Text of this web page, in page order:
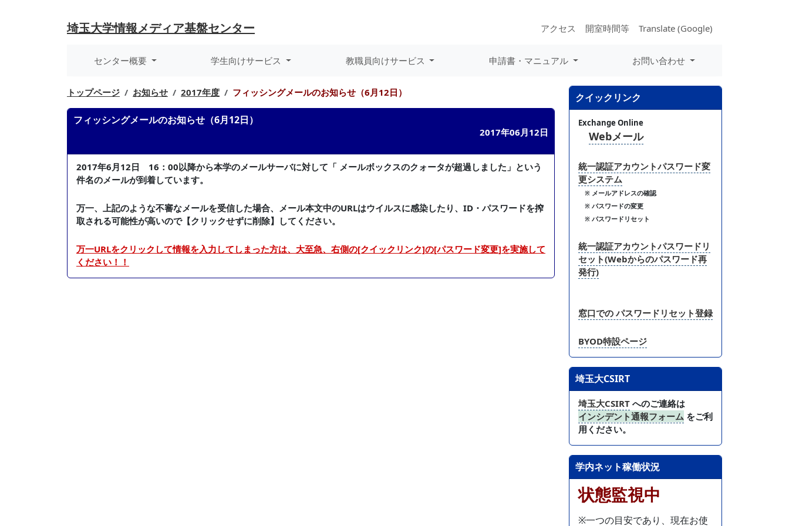
埼玉大学情報メディア基盤センター アクセス 開室時間等 Translate (Google)
センター概要 学生向けサービス 教職員向けサービス 申請書・マニュアル お問い合わせ
トップページ お知らせ 2017年度 フィッシングメールのお知らせ（6月12日）
フィッシングメールのお知らせ（6月12日）
2017年06月12日
2017年6月12日 16：00以降から本学のメールサーバに対して 「 メールボックスのクォータが超過しました」 という
件名のメールが到着しています。
万一、上記のような不審なメールを受信した場合、メール本文中のURLはウイルスに感染したり、ID・パスワードを搾
取される可能性が高いので【クリックせずに削除】してください。
万一URLをクリックして情報を入力してしまった方は、大至急、右側の[クイックリンク]の[パスワード変更]を実施して
ください！！
クイックリンク
Exchange Online
Webメール
統一認証アカウントパスワード変
更システム
※ メールアドレスの確認
※ パスワードの変更
※ パスワードリセット
統一認証アカウントパスワードリ
セット(Webからのパスワード再
発行)
窓口での パスワードリセット登録
BYOD特設ページ
埼玉大CSIRT
埼玉大CSIRT へのご連絡は
インシデント通報フォーム をご利
用ください。
学内ネット稼働状況
状態監視中
※一つの目安であり、現在お使